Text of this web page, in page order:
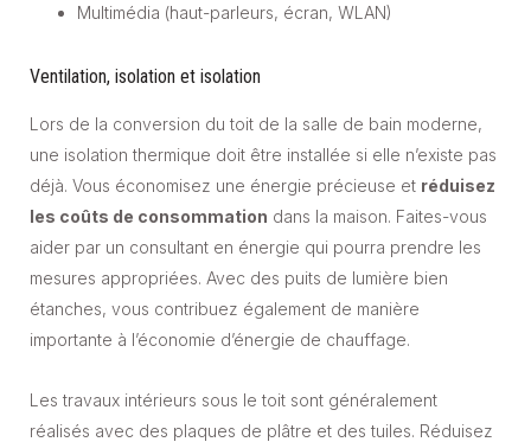
Multimédia (haut-parleurs, écran, WLAN)
Ventilation, isolation et isolation
Lors de la conversion du toit de la salle de bain moderne,
une isolation thermique doit être installée si elle n’existe pas
déjà. Vous économisez une énergie précieuse et réduisez
les coûts de consommation dans la maison. Faites-vous
aider par un consultant en énergie qui pourra prendre les
mesures appropriées. Avec des puits de lumière bien
étanches, vous contribuez également de manière
importante à l’économie d’énergie de chauffage.
Les travaux intérieurs sous le toit sont généralement
réalisés avec des plaques de plâtre et des tuiles. Réduisez